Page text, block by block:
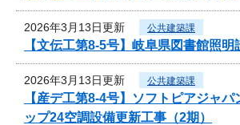
2026年3月13日更新 公共建築課
【文伝工第8-5号】岐阜県図書館照
2026年3月13日更新 公共建築課
【産デ工第8-4号】ソフトピアジャパ
ップ24空調設備更新工事（2期）